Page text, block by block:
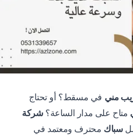
مني في مسقط؟ أو تحتاج
متاح على مدار الساعة؟شركة
سباك محترف ومعتمد في